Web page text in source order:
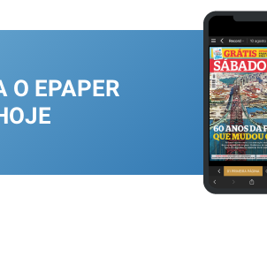
O EPAPER